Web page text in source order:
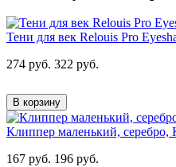
Тени для век Relouis Pro
274 руб. 322 руб.
В корзину
Клиппер маленький, серебро,
167 руб. 196 руб.